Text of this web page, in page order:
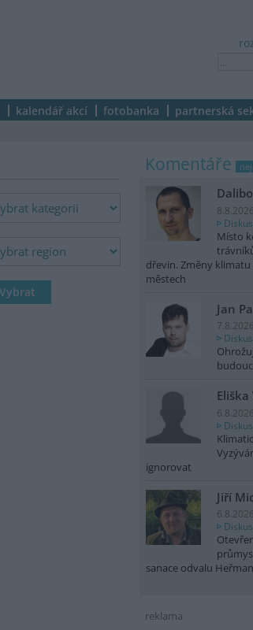
kalendář akcí fotobanka partnerská
komentáře
8.8.2026
Místo
dřevin. Změny
městech
Jan
7.8.2026
6.8.2026
ignorovat
Jiří
6.8.2026
sanace odvalu
reklama